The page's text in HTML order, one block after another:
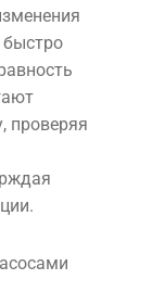
проверяя